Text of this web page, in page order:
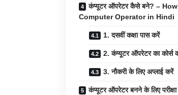
कंप्यूटर ऑपरेटर कैसे बने? –
Computer Operator in Hindi
1. दसवीं कक्षा पास करें
2. कंप्यूटर ऑपरेटर का कोर्स
3. नौकरी के लिए अप्लाई करें
कंप्यूटर ऑपरेटर बनने के लिए